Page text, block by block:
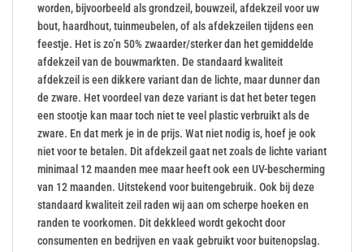
worden, bijvoorbeeld als grondzeil, bouwzeil, afdekzeil voor uw
bout, haardhout, tuinmeubelen, of als afdekzeilen tijdens een
feestje. Het is zo’n 50% zwaarder/sterker dan het gemiddelde
afdekzeil van de bouwmarkten. De standaard kwaliteit
afdekzeil is een dikkere variant dan de lichte, maar dunner dan
de zware. Het voordeel van deze variant is dat het beter tegen
een stootje kan maar toch niet te veel plastic verbruikt als de
zware. En dat merk je in de prijs. Wat niet nodig is, hoef je ook
niet voor te betalen. Dit afdekzeil gaat net zoals de lichte variant
minimaal 12 maanden mee maar heeft ook een UV-bescherming
van 12 maanden. Uitstekend voor buitengebruik. Ook bij deze
standaard kwaliteit zeil raden wij aan om scherpe hoeken en
randen te voorkomen. Dit dekkleed wordt gekocht door
consumenten en bedrijven en vaak gebruikt voor buitenopslag.